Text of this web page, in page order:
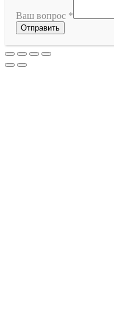
Ваш вопрос *
Отправить